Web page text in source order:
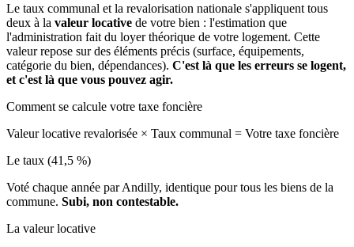
Le taux communal et la revalorisation nationale s'appliquent tous
deux à la valeur locative de votre bien : l'estimation que
l'administration fait du loyer théorique de votre logement. Cette
valeur repose sur des éléments précis (surface, équipements,
catégorie du bien, dépendances). C'est là que les erreurs se logent,
et c'est là que vous pouvez agir.
Comment se calcule votre taxe foncière
Valeur locative revalorisée × Taux communal = Votre taxe foncière
Le taux (41,5 %)
Voté chaque année par Andilly, identique pour tous les biens de la
commune. Subi, non contestable.
La valeur locative